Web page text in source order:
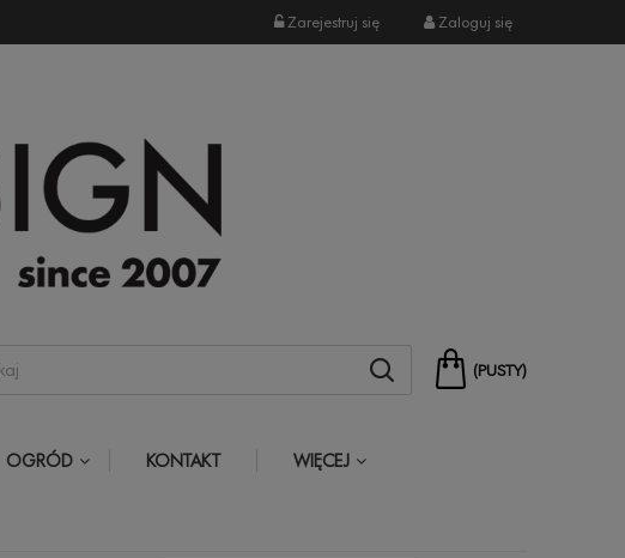
Zarejestruj się Zaloguj się
(PUSTY)
OGRÓD KONTAKT WIĘCEJ